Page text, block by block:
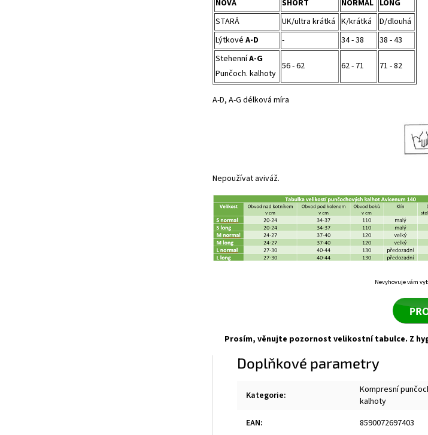
NOVÁ
SHORT NORMAL LONG
STARÁ
UK/ultra krátká K/krátká
D/dlouhá
Lýtkové A-D - 34 - 38
38 - 43
StehenníA-G
Punčoch. kalhoty
56 - 62 62 - 71 71 - 82
A-D, A-G délková míra
Nepoužívat aviváž.
Nevyhovuje vám
Prosím, věnujte pozornost velikostní tabulce. Z
Doplňkové parametry
Kategorie:
Kompresní
kalhoty
EAN: 8590072697403